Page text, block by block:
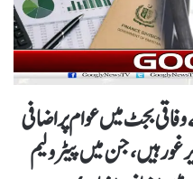
سال 2026-27 کے وفاقی بجٹ میں عوام پر اضافی
غور ہیں، جن میں پیٹرولیم